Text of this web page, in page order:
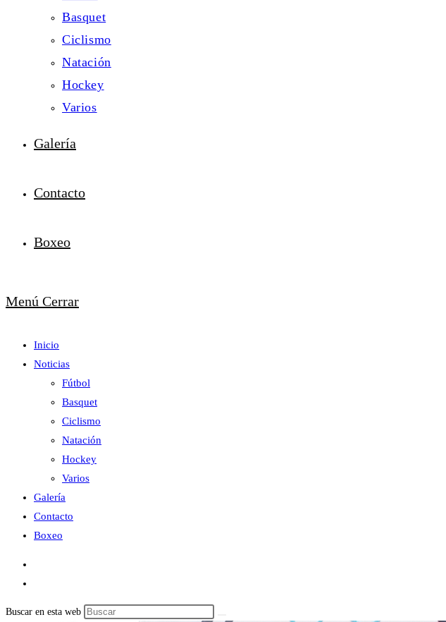
Basquet
Ciclismo
Natación
Hockey
Varios
Galería
Contacto
Boxeo
Menú Cerrar
Inicio
Noticias
Fútbol
Basquet
Ciclismo
Natación
Hockey
Varios
Galería
Contacto
Boxeo
Buscar en esta web